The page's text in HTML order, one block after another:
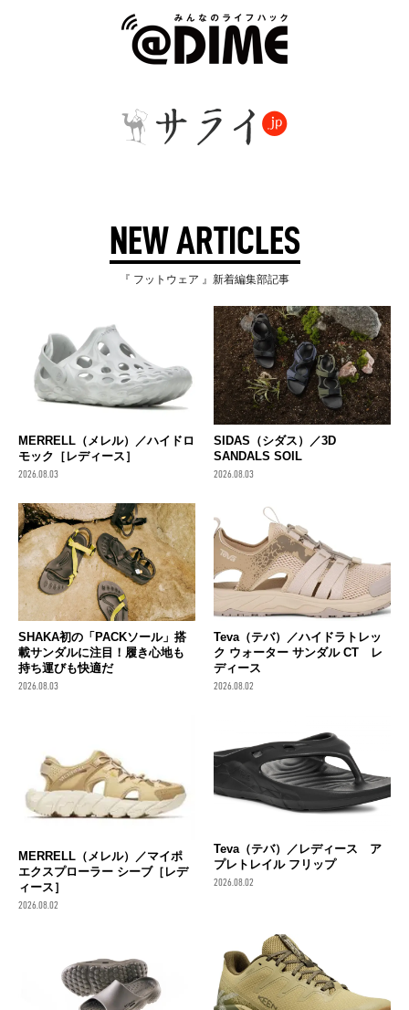
NEW ARTICLES
『 フットウェア 』新着編集部記事
MERRELL（メレル）／ハイドロ
モック［レディース］
2026.08.03
SIDAS（シダス）／3D
SANDALS SOIL
2026.08.03
SHAKA初の「PACKソール」搭
載サンダルに注目！履き心地も
持ち運びも快適だ
2026.08.03
Teva（テバ）／ハイドラトレッ
ク ウォーター サンダル CT レ
ディース
2026.08.02
MERRELL（メレル）／マイポ
エクスプローラー シーブ［レデ
ィース］
2026.08.02
Teva（テバ）／レディース ア
プレトレイル フリップ
2026.08.02